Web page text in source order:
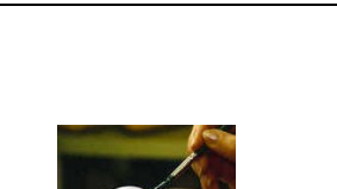
Dettagli